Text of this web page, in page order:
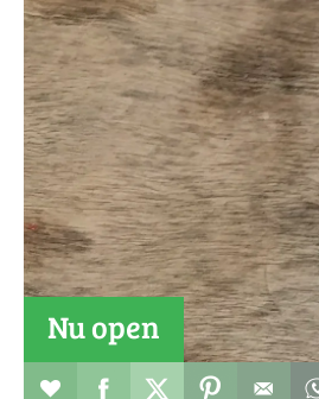
Nu open
Restaurant toevoegen aan
Deel dit op facebook
Deel dit op twitter
Deel dit